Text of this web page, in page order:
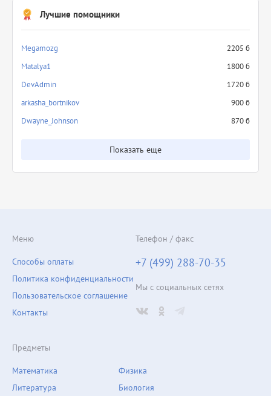
Лучшие помощники
Megamozg
2205 б
Matalya1
1800 б
DevAdmin
1720 б
arkasha_bortnikov
900 б
Dwayne_Johnson
870 б
Показать еще
Предметы
Математика
Литература
Физика
Биология
Меню
Способы оплаты
Политика конфиденциальности
Пользовательское соглашение
Контакты
Телефон / факс
+7 (499) 288-70-35
Мы с социальных сетях